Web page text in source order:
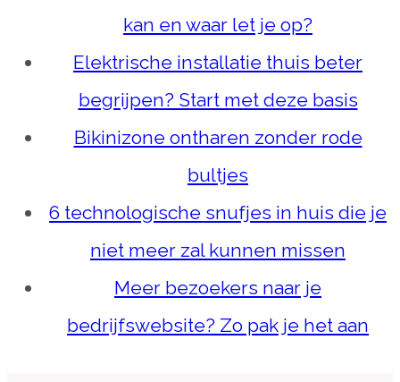
kan en waar let je op?
Elektrische installatie thuis beter
begrijpen? Start met deze basis
Bikinizone ontharen zonder rode
bultjes
6 technologische snufjes in huis die je
niet meer zal kunnen missen
Meer bezoekers naar je
bedrijfswebsite? Zo pak je het aan